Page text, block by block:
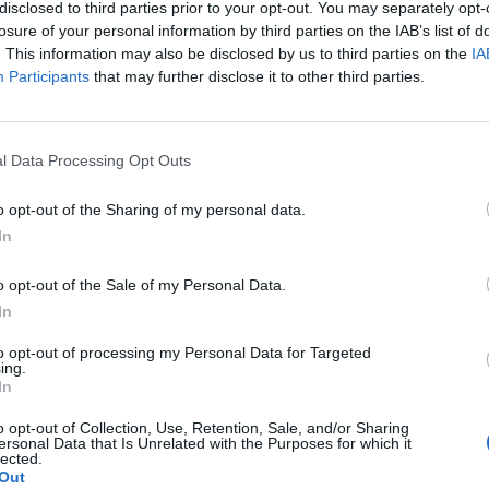
to third parties prior to your opt-out. You may separately
of your personal information by third parties on the IAB’s list of
This information may also be disclosed by us to third parties on the
Participants that may further disclose it to other third parties.
Data Processing Opt Outs
opt-out of the Sharing of my personal data.
opt-out of the Sale of my Personal Data.
opt-out of processing my Personal Data for Targeted
opt-out of Collection, Use, Retention, Sale, and/or Sharing
Data that Is Unrelated with the Purposes for which it
a finales de 2023. No han trascendido los
acuerdo.
Estadounidense de Fútbol renueva con
automovilística alemana ha prolongado su acuerdo
los términos económicos, la imagen de
ropa de entrenamiento de la selección masculina y
el Mundial de Boxeo de 2023
Internacional de Boxeo (IBA, por sus siglas en
Uzbekistán, como ciudad anfitriona de la
del Mundo masculino de 2023. El evento
de 5,2 millones de dólares.